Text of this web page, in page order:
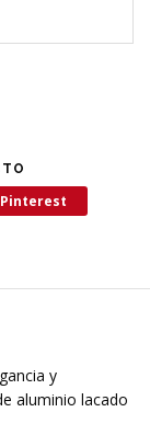
Pinterest
y
aluminio lacado